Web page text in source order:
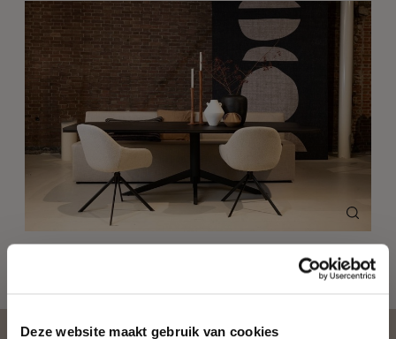
Deze website maakt gebruik van cookies